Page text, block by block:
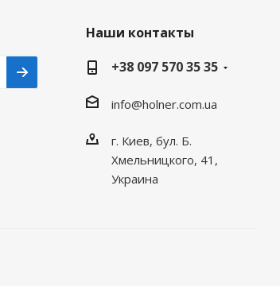
Наши контакты
+38 097 570 35 35
info@holner.com.ua
г. Киев, бул. Б.
Хмельницкого, 41,
Украина